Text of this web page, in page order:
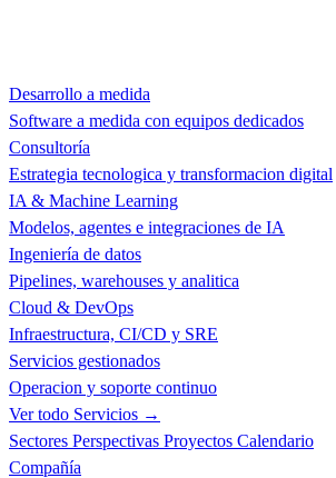
Desarrollo a medida
Software a medida con equipos dedicados
Consultoría
Estrategia tecnologica y transformacion digital
IA & Machine Learning
Modelos, agentes e integraciones de IA
Ingeniería de datos
Pipelines, warehouses y analitica
Cloud & DevOps
Infraestructura, CI/CD y SRE
Servicios gestionados
Operacion y soporte continuo
Ver todo Servicios →
Sectores Perspectivas Proyectos Calendario
Compañía